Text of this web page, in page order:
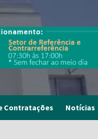
Contratações Notícias